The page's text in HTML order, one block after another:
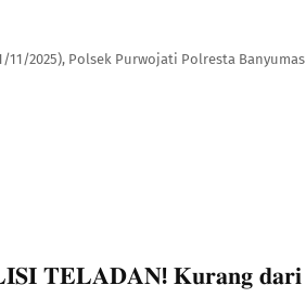
11/2025), Polsek Purwojati Polresta Banyumas
𝐓𝐄𝐋𝐀𝐃𝐀𝐍! 𝐊𝐮𝐫𝐚𝐧𝐠 𝐝𝐚𝐫𝐢